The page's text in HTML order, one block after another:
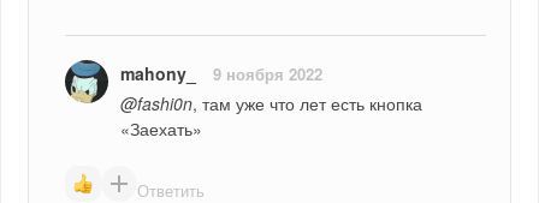
mahony_ 9 ноября 2022
@fashi0n, там уже что лет есть кнопка
«Заехать»
Ответить